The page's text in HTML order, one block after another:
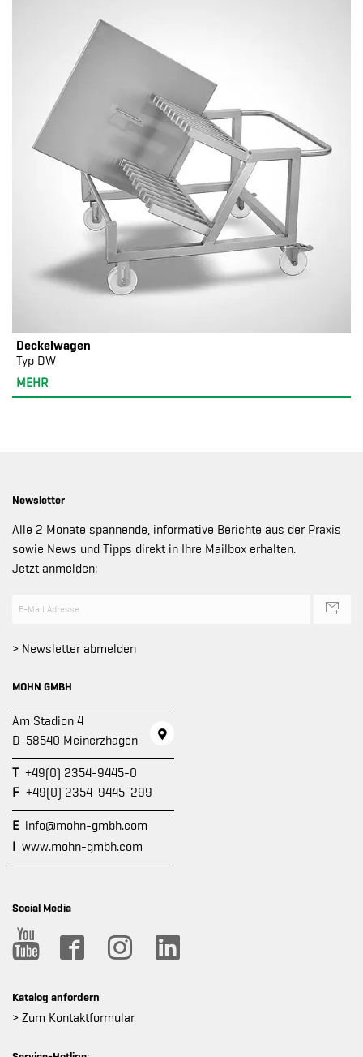
Deckelwagen
Typ DW
MEHR
Newsletter
Alle 2 Monate spannende, informative Berichte aus der Praxis
sowie News und Tipps direkt in Ihre Mailbox erhalten.
Jetzt anmelden:
> Newsletter abmelden
MOHN GMBH
Am Stadion 4
D-58540 Meinerzhagen
T +49(0) 2354-9445-0
F +49(0) 2354-9445-299
E info@mohn-gmbh.com
I www.mohn-gmbh.com
Social Media
Katalog anfordern
> Zum Kontaktformular